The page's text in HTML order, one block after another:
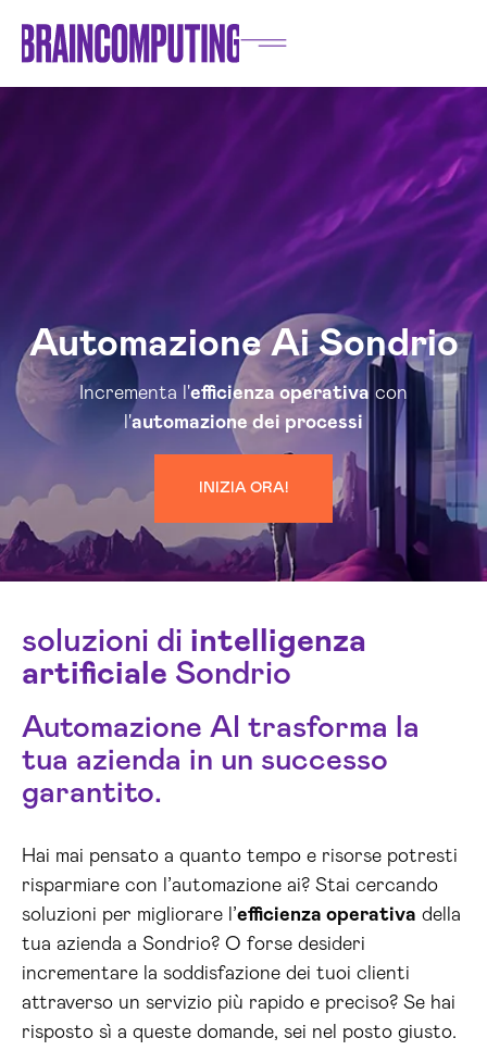
Automazione Ai Sondrio
Incrementa l'efficienza operativa con
l'automazione dei processi
INIZIA ORA!
soluzioni di intelligenza
artificiale Sondrio
Automazione AI trasforma la
tua azienda in un successo
garantito.
Hai mai pensato a quanto tempo e risorse potresti
risparmiare con l’automazione ai? Stai cercando
soluzioni per migliorare l’efficienza operativa della
tua azienda a Sondrio? O forse desideri
incrementare la soddisfazione dei tuoi clienti
attraverso un servizio più rapido e preciso? Se hai
risposto sì a queste domande, sei nel posto giusto.